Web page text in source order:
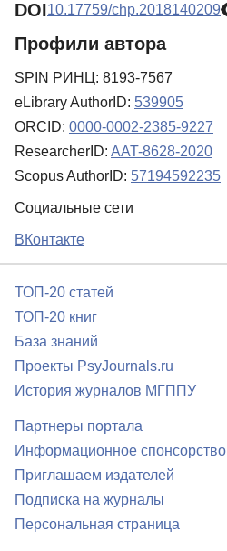
DOI10.17759/chp.2018140209
Профили автора
SPIN РИНЦ: 8193-7567
eLibrary AuthorID: 539905
ORCID: 0000-0002-2385-9227
ResearcherID: AAT-8628-2020
Scopus AuthorID: 57194592235
Социальные сети
ВКонтакте
ТОП-20 статей
ТОП-20 книг
База знаний
Проекты PsyJournals.ru
История журналов МГППУ
Партнеры портала
Информационное спонсорство
Приглашаем издателей
Подписка на журналы
Персональная страница